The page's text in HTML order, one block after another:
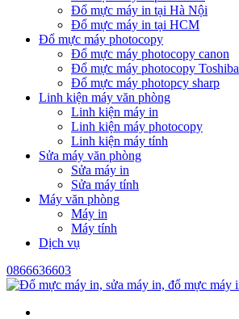
Đổ mực máy in tại Hà Nội
Đổ mực máy in tại HCM
Đổ mực máy photocopy
Đổ mực máy photocopy canon
Đổ mực máy photocopy Toshiba
Đổ mực máy photopcy sharp
Linh kiện máy văn phòng
Linh kiện máy in
Linh kiện máy photocopy
Linh kiện máy tính
Sửa máy văn phòng
Sửa máy in
Sửa máy tính
Máy văn phòng
Máy in
Máy tính
Dịch vụ
0866636603